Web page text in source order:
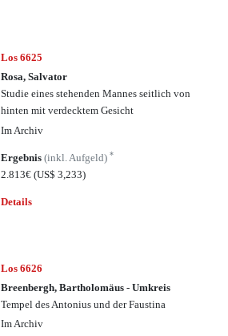
Los 6625
Rosa, Salvator
Studie eines stehenden Mannes seitlich von
hinten mit verdecktem Gesicht
Im Archiv
Ergebnis(inkl. Aufgeld)*
2.813€(US$ 3,233)
Details
Los 6626
Breenbergh, Bartholomäus - Umkreis
Tempel des Antonius und der Faustina
Im Archiv